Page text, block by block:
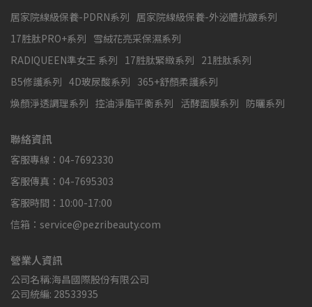
居家院線級保養-PDRN系列 居家院線級保養-外泌體抗皺系列
17胜肽PRO+系列 雪絨花亮采保濕系列
RADIQUEEN準女王 系列 17胜肽緊緻系列 21胜肽系列
B5修護系列 4D玻尿酸系列 365+舒顏柔護系列
煥顏淨透調理系列 控油淨脂平衡系列 活酵面膜系列 防曬系列
聯絡資訊
客服專線：04-7692330
客服傳真：04-7695303
客服時間：10:00-17:00
信箱：service@pezribeauty.com
營業人資訊
公司名稱:海昌國際股份有限公司
公司統編: 28533935